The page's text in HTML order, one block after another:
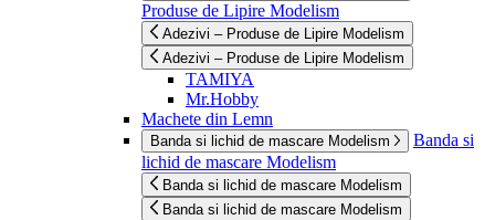
Produse de Lipire Modelism
Adezivi – Produse de Lipire Modelism
Adezivi – Produse de Lipire Modelism
TAMIYA
Mr.Hobby
Machete din Lemn
Banda si lichid de mascare Modelism
Banda si
lichid de mascare Modelism
Banda si lichid de mascare Modelism
Banda si lichid de mascare Modelism